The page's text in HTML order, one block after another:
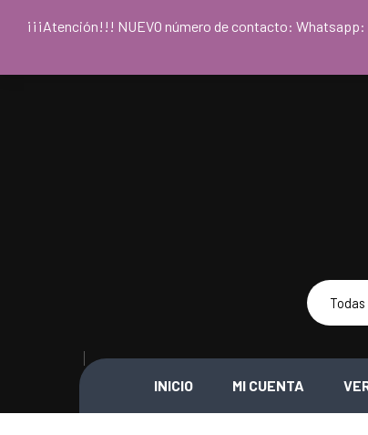
INICIO MI CUENTA
¡¡¡Atención!!! NUEVO número de contacto: Whatsapp: